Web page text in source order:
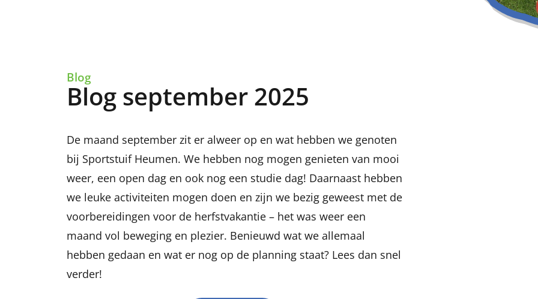
Blog
Blog september 2025
De maand september zit er alweer op en wat hebben we genoten
bij Sportstuif Heumen. We hebben nog mogen genieten van mooi
weer, een open dag en ook nog een studie dag! Daarnaast hebben
we leuke activiteiten mogen doen en zijn we bezig geweest met de
voorbereidingen voor de herfstvakantie – het was weer een
maand vol beweging en plezier. Benieuwd wat we allemaal
hebben gedaan en wat er nog op de planning staat? Lees dan snel
verder!